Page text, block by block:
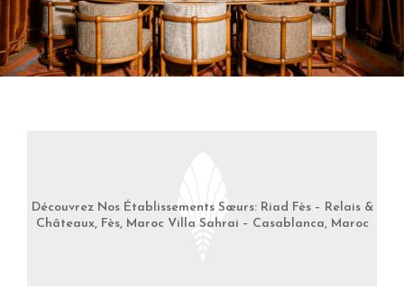
Découvrez Nos Établissements Sœurs: Riad Fès – Relais &
Châteaux, Fès, Maroc Villa Sahrai – Casablanca, Maroc